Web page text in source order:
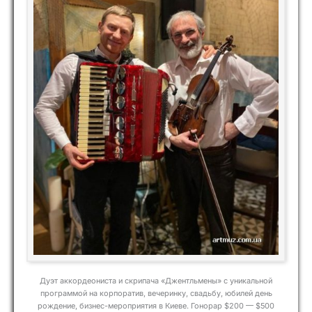
Дуэт аккордеониста и скрипача «Джентльмены» с уникальной
программой на корпоратив, вечеринку, свадьбу, юбилей день
рождение, бизнес-мероприятия в Киеве. Гонорар $200 — $500